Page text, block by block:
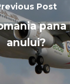
Post
anului?